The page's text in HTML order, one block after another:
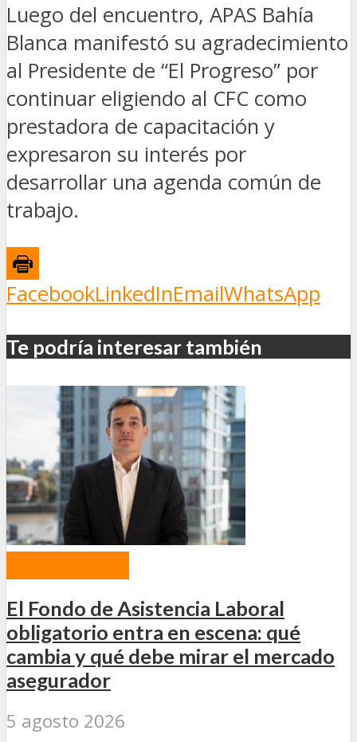
Luego del encuentro, APAS Bahía
Blanca manifestó su agradecimiento
al Presidente de “El Progreso” por
continuar eligiendo al CFC como
prestadora de capacitación y
expresaron su interés por
desarrollar una agenda común de
trabajo.
FacebookLinkedInEmailWhatsApp
Te podría interesar también
El Fondo de Asistencia Laboral
obligatorio entra en escena: qué
cambia y qué debe mirar el mercado
asegurador
5 agosto 2026